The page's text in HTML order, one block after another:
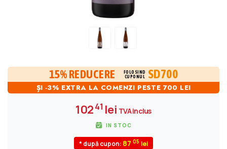
15% REDUCERE
FOLOSIND
CUPONUL
SD700
ȘI -3% EXTRA LA COMENZI PESTE 700 LEI
10241lei TVA inclus
IN STOC
* după cupon: 87 05